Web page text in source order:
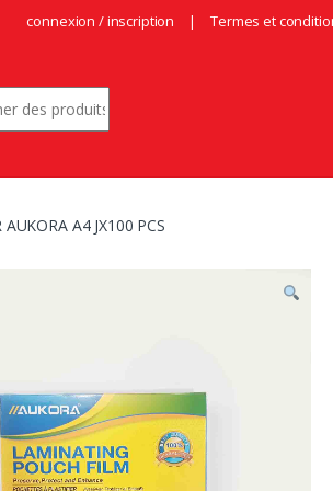
connexion / inscription Termes et
A4 JX100 PCS